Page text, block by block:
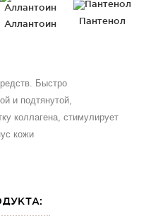
Аллантоин Пантенол
Быстро
и подтянутой,
коллагена, стимулирует
кожи